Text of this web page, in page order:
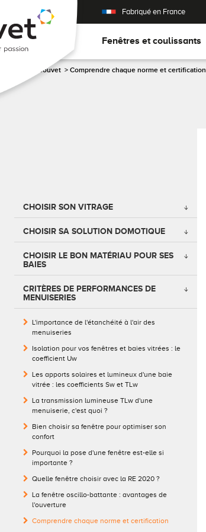
Fabriqué en France
Fenêtres et coulissants
Les conseils Bouvet > Comprendre chaque norme et certification
CHOISIR SON VITRAGE
CHOISIR SA SOLUTION DOMOTIQUE
CHOISIR LE BON MATÉRIAU POUR SES
BAIES
CRITÈRES DE PERFORMANCES DE
MENUISERIES
L'importance de l'étanchéité à l'air des
menuiseries
Isolation pour vos fenêtres et baies vitrées : le
coefficient Uw
Les apports solaires et lumineux d'une baie
vitrée : les coefficients Sw et TLw
La transmission lumineuse TLw d'une
menuiserie, c'est quoi ?
Bien choisir sa fenêtre pour optimiser son
confort
Pourquoi la pose d'une fenêtre est-elle si
importante ?
Quelle fenêtre choisir avec la RE 2020 ?
La fenêtre oscillo-battante : avantages de
l'ouverture
Comprendre chaque norme et certification